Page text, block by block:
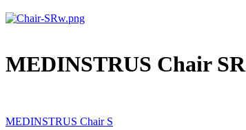
MEDINSTRUS Chair SR
MEDINSTRUS Chair S